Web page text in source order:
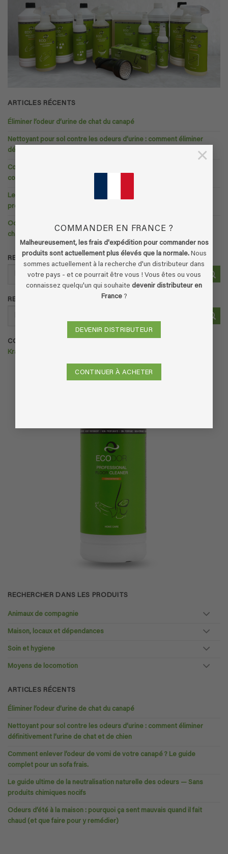
COMMANDER EN FRANCE ?
Malheureusement, les frais d'expédition pour commander nos
produits sont actuellement plus élevés que la normale.Nous
sommes actuellement à la recherche d'un distributeur dans
votre pays - et ce pourrait être vous ! Vous êtes ou vous
connaissez quelqu'un qui souhaite devenir distributeur en
France?
DEVENIR DISTRIBUTEUR
CONTINUER À ACHETER
×
ARTICLES RÉCENTS
Éliminer l’odeur d’urine de chat du canapé
Nettoyant pour sol contre les odeurs d’urine : comment éliminer
définitivement l’urine de chat et de chien
Comment enlever l’odeur de vomi de votre canapé ? Le guide
complet pour un sofa frais.
Le guide ultime de la neutralisation naturelle des odeurs — Sans
produits chimiques nocifs
Odeurs d’été à la maison : pourquoi ça sent mauvais quand il fait
chaud (et que faire pour y remédier)
RECHERCHER DANS LES PRODUITS
Recherche
RECHERCHER DANS LES PRODUITS
COMMANDEZ ECOFLOOR >>>
Krachtige vloerreiniger voor huisdieren
RECHERCHER DANS LES PRODUITS
Animaux de compagnie
Maison, locaux et dépendances
Soin et hygiene
Moyens de locomotion
ARTICLES RÉCENTS
Éliminer l’odeur d’urine de chat du canapé
Nettoyant pour sol contre les odeurs d’urine : comment éliminer
définitivement l’urine de chat et de chien
Comment enlever l’odeur de vomi de votre canapé ? Le guide
complet pour un sofa frais.
Le guide ultime de la neutralisation naturelle des odeurs — Sans
produits chimiques nocifs
Odeurs d’été à la maison : pourquoi ça sent mauvais quand il fait
chaud (et que faire pour y remédier)